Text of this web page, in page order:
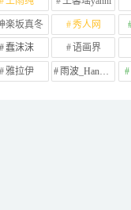
楽坂真冬 秀人网
蠢沫沫 语画界
雅拉伊 雨波_HaneAme